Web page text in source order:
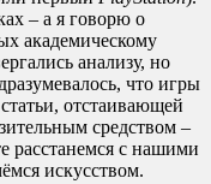
– а я говорю о
академическому
анализу, но
что игры
отстаивающей
средством –
расстанемся с нашими
искусством.